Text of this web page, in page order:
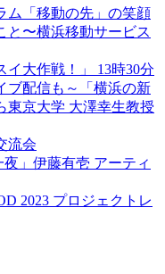
ム「移動の先」の笑顔
と〜横浜移動サービス
イ大作戦！」 13時30分
ブ配信も～「横浜の新
東京大学 大澤幸生教授
流会
夜」伊藤有壱 アーティ
2023 プロジェクトレ